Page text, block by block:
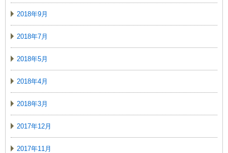
2018年9月
2018年7月
2018年5月
2018年4月
2018年3月
2017年12月
2017年11月